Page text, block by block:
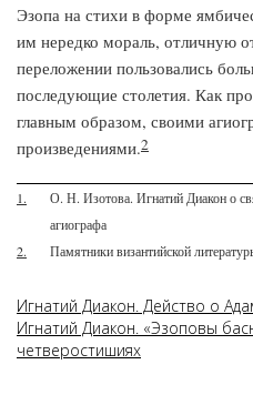
Эзопа на стихи в форме
им нередко мораль, отличную
переложении пользовались
последующие столетия. Как
главным образом, своими
произведениями.2
1.
О. Н. Изотова. Игнатий Диакон о
агиографа
2.
Памятники византийской
Игнатий Диакон. Действо о
Игнатий Диакон. «Эзоповы
четверостишиях